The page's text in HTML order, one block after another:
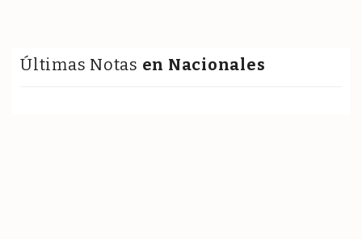
Últimas Notas en Nacionales